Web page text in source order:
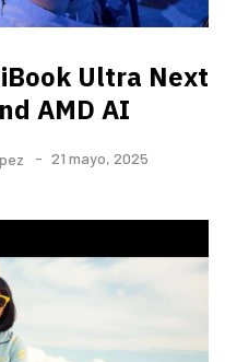
Ultra ​Next
AMD AI
21 mayo, 2025